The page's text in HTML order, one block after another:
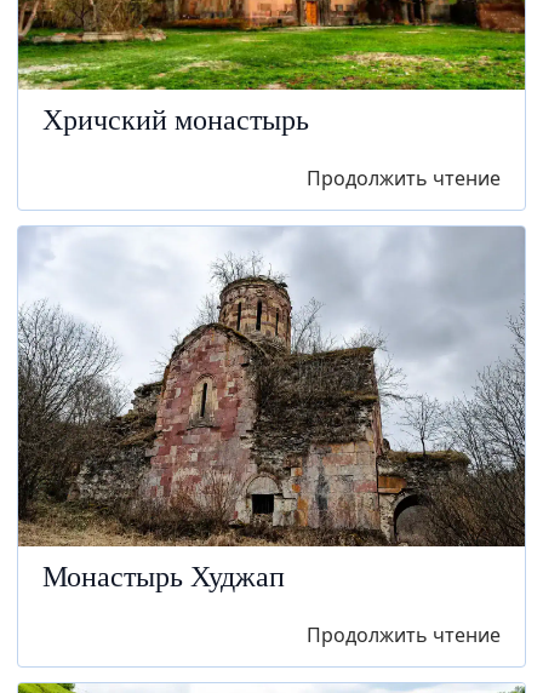
Хричский монастырь
Продолжить чтение
Монастырь Худжап
Продолжить чтение